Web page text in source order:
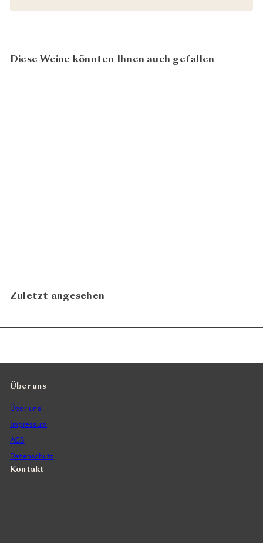
Diese Weine könnten Ihnen auch gefallen
Zuletzt angesehen
Über uns
Über uns
Impressum
AGB
Datenschutz
Kontakt